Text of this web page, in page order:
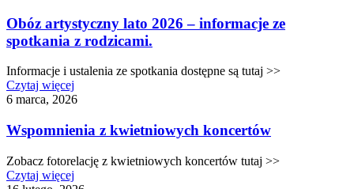
Obóz artystyczny lato 2026 – informacje ze
spotkania z rodzicami.
Informacje i ustalenia ze spotkania dostępne są tutaj >>
Czytaj więcej
6 marca, 2026
Wspomnienia z kwietniowych koncertów
Zobacz fotorelację z kwietniowych koncertów tutaj >>
Czytaj więcej